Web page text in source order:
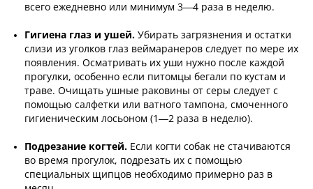
всего ежедневно или минимум 3—4 раза в неделю.
Гигиена глаз и ушей. Убирать загрязнения и остатки
слизи из уголков глаз веймаранеров следует по мере их
появления. Осматривать их уши нужно после каждой
прогулки, особенно если питомцы бегали по кустам и
траве. Очищать ушные раковины от серы следует с
помощью салфетки или ватного тампона, смоченного
гигиеническим лосьоном (1—2 раза в неделю).
Подрезание когтей. Если когти собак не стачиваются
во время прогулок, подрезать их с помощью
специальных щипцов необходимо примерно раз в